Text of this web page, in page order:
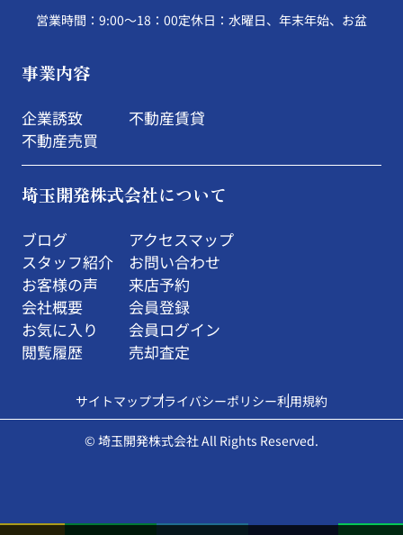
営業時間：9:00～18：00定休日：水曜日、年末年始、お盆
事業内容
企業誘致
不動産売買
不動産賃貸
埼玉開発株式会社について
ブログ
スタッフ紹介
お客様の声
会社概要
お気に入り
閲覧履歴
アクセスマップ
お問い合わせ
来店予約
会員登録
会員ログイン
売却査定
サイトマッププライバシーポリシー利用規約
© 埼玉開発株式会社 All Rights Reserved.